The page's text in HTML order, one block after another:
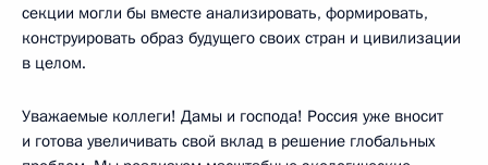
секции могли бы вместе анализировать, формировать,
конструировать образ будущего своих стран и цивилизации
в целом.
Уважаемые коллеги! Дамы и господа! Россия уже вносит
и готова увеличивать свой вклад в решение глобальных